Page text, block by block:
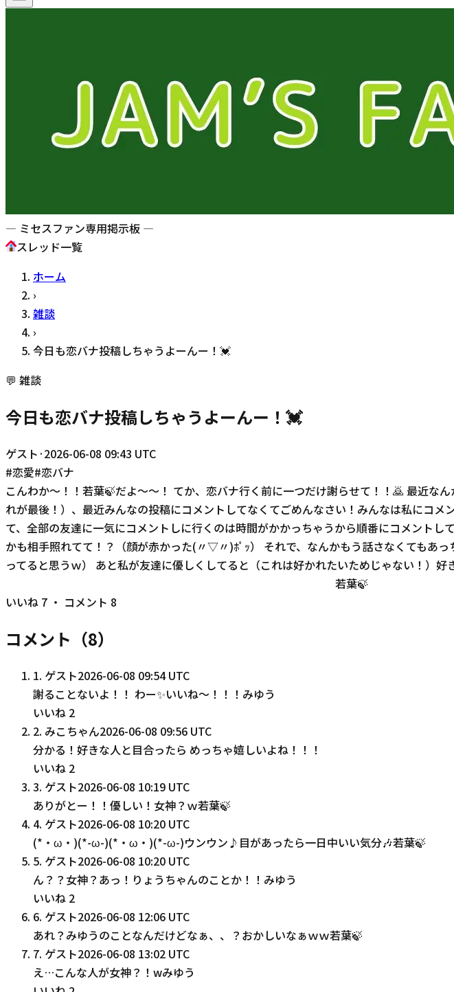
— ミセスファン専用掲示板 —
スレッド一覧
ホーム
›
雑談
›
今日も恋バナ投稿しちゃうよーんー！💓
💬 雑談
今日も恋バナ投稿しちゃうよーんー！💓
ゲスト ·2026-06-08 09:43 UTC
#恋愛#恋バナ
こんわか～！！若葉🍃だよ～～！ てか、恋バナ行く前に一つだけ謝らせて！！🙇 最近な
れが最後！）、最近みんなの投稿にコメントしてなくてごめんなさい！みんなは私にコ
て、全部の友達に一気にコメントしに行くのは時間がかかっちゃうから順番にコメント
かも相手照れてて！？（顔が赤かった(〃▽〃)ﾎﾟｯ） それで、なんかもう話さなくてもあ
ってると思うｗ） あと私が友達に優しくしてると（これは好かれたいためじゃない！）好
若葉🍃
いいね 7 ・ コメント 8
コメント（8）
1. ゲスト2026-06-08 09:54 UTC
謝ることないよ！！ わー✨いいね〜！！！みゆう
いいね 2
2. みこちゃん2026-06-08 09:56 UTC
分かる！好きな人と目合ったら めっちゃ嬉しいよね！！！
いいね 2
3. ゲスト2026-06-08 10:19 UTC
ありがとー！！優しい！女神？ｗ若葉🍃
4. ゲスト2026-06-08 10:20 UTC
(*・ω・)(*-ω-)(*・ω・)(*-ω-)ウンウン♪目があったら一日中いい気分🎶若葉🍃
5. ゲスト2026-06-08 10:20 UTC
ん？？女神？あっ！りょうちゃんのことか！！みゆう
いいね 2
6. ゲスト2026-06-08 12:06 UTC
あれ？みゆうのことなんだけどなぁ、、？おかしいなぁｗｗ若葉🍃
7. ゲスト2026-06-08 13:02 UTC
え…こんな人が女神？！wみゆう